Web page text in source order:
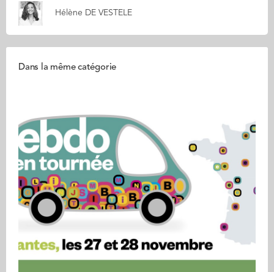
Hélène DE VESTELE
Dans la même catégorie